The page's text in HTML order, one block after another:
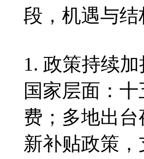
段，机遇与
1. 政策持续
国家层面：
费；多地出
新补贴政策